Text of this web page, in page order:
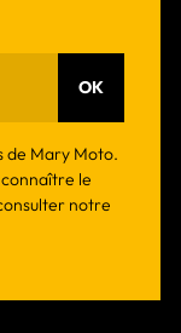
OK
de Mary Moto.
connaître le
notre